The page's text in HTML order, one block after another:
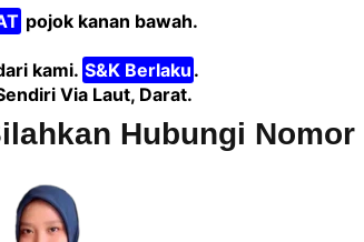
pojok kanan bawah.
kami. S&K Berlaku .
Via Laut, Darat.
Hubungi Nomor